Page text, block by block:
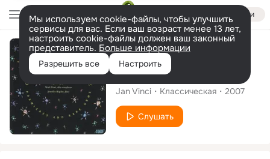
Войти
Мы используем cookie-файлы, чтобы улучшить
сервисы для вас. Если ваш возраст менее 13 лет,
настроить cookie-файлы должен ваш законный
представитель. Больше информации
Разрешить все Настроить
Альбом
Global Flutescapes
Jan Vinci Классическая 2007
Слушать